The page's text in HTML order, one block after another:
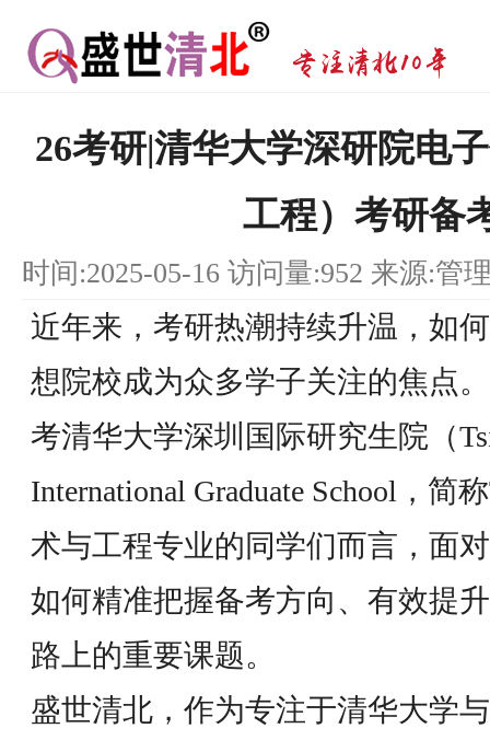
26考研|清华大学深研院电
工程）考研备
时间:2025-05-16 访问量:952 来源:管
近年来，考研热潮持续升温，如
想院校成为众多学子关注的焦点
考清华大学深圳国际研究生院（
International Graduate School，简
术与工程专业的同学们而言，面
如何精准把握备考方向、有效提
路上的重要课题。
盛世清北，作为专注于清华大学